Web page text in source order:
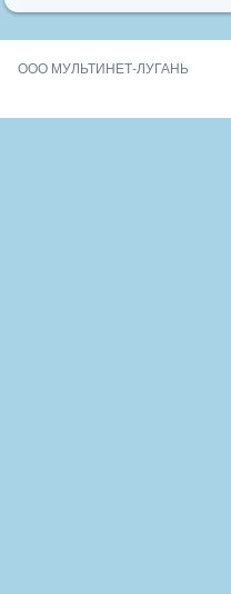
ООО МУЛЬТИНЕТ-ЛУГАНЬ